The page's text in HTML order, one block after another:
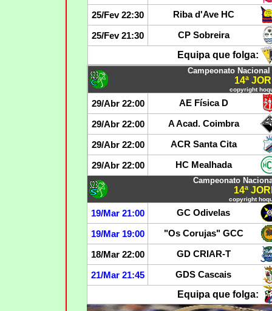
25/Fev 22:30 Riba d'Ave HC
25/Fev 21:30 CP Sobreira
Equipa que folga:
Campeonato
14ª
copyright
29/Abr 22:00 AE Física D
29/Abr 22:00 A Acad. Coimbra
29/Abr 22:00 ACR Santa Cita
29/Abr 22:00 HC Mealhada
Campeonato
14ª
copyright
19/Mar 21:00 GC Odivelas
19/Mar 19:00 "Os Corujas" GCC
18/Mar 22:00 GD CRIAR-T
21/Mar 21:45 GDS Cascais
Equipa que folga: